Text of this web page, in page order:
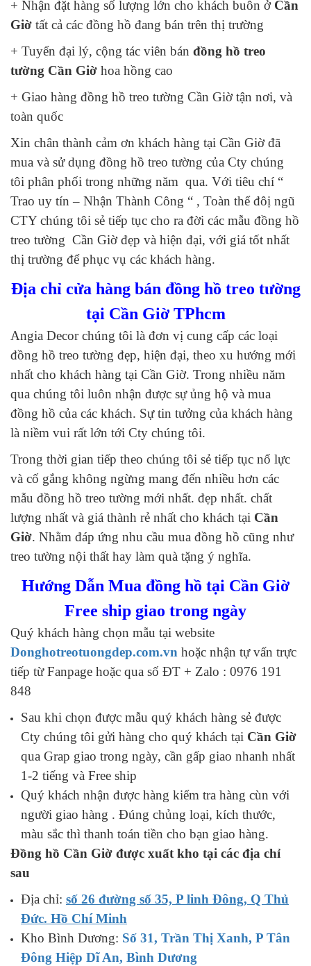
+ Nhận đặt hàng số lượng lớn cho khách buôn ở Cần
Giờ tất cả các đồng hồ đang bán trên thị trường
+ Tuyển đại lý, cộng tác viên bán đồng hồ treo
tường Cần Giờ hoa hồng cao
+ Giao hàng đồng hồ treo tường Cần Giờ tận nơi, và
toàn quốc
Xin chân thành cảm ơn khách hàng tại Cần Giờ đã
mua và sử dụng đồng hồ treo tường của Cty chúng
tôi phân phối trong những năm qua. Với tiêu chí “
Trao uy tín – Nhận Thành Công “ , Toàn thể đôị ngũ
CTY chúng tôi sẻ tiếp tục cho ra đời các mẫu đồng hồ
treo tường Cần Giờ đẹp và hiện đại, với giá tốt nhất
thị trường để phục vụ các khách hàng.
Địa chỉ cửa hàng bán đồng hồ treo tường
tại Cần Giờ TPhcm
Angia Decor chúng tôi là đơn vị cung cấp các loại
đồng hồ treo tường đẹp, hiện đại, theo xu hướng mới
nhất cho khách hàng tại Cần Giờ. Trong nhiều năm
qua chúng tôi luôn nhận được sự ủng hộ và mua
đồng hồ của các khách. Sự tin tưởng của khách hàng
là niềm vui rất lớn tới Cty chúng tôi.
Trong thời gian tiếp theo chúng tôi sẻ tiếp tục nổ lực
và cố gắng không ngừng mang đến nhiều hơn các
mẫu đồng hồ treo tường mới nhất. đẹp nhất. chất
lượng nhất và giá thành rẻ nhất cho khách tại Cần
Giờ. Nhằm đáp ứng nhu cầu mua đồng hồ cũng như
treo tường nội thất hay làm quà tặng ý nghĩa.
Hướng Dẫn Mua đồng hồ tại Cần Giờ
Free ship giao trong ngày
Quý khách hàng chọn mẫu tại website
Donghotreotuongdep.com.vn hoặc nhận tự vấn trực
tiếp từ Fanpage hoặc qua số ĐT + Zalo : 0976 191
848
Sau khi chọn được mẫu quý khách hàng sẻ được
Cty chúng tôi gửi hàng cho quý khách tại Cần Giờ
qua Grap giao trong ngày, cần gấp giao nhanh nhất
1-2 tiếng và Free ship
Quý khách nhận được hàng kiểm tra hàng cùn với
người giao hàng . Đúng chủng loại, kích thước,
màu sắc thì thanh toán tiền cho bạn giao hàng.
Đồng hồ Cần Giờ được xuất kho tại các địa chỉ
sau
Địa chỉ: số 26 đường số 35, P linh Đông, Q Thủ
Đức. Hồ Chí Minh
Kho Bình Dương: Số 31, Trần Thị Xanh, P Tân
Đông Hiệp Dĩ An, Bình Dương